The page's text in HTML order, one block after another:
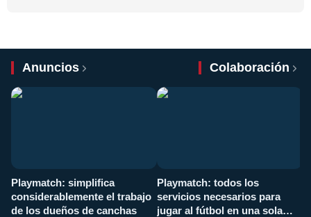
Anuncios Colaboración
Playmatch: simplifica
considerablemente el trabajo
de los dueños de canchas
Playmatch: todos los
servicios necesarios para
jugar al fútbol en una sola